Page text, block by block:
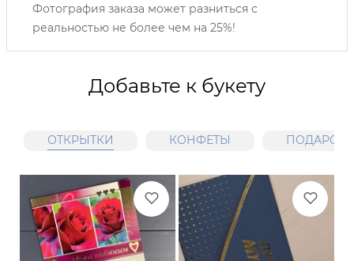
Фотография заказа может разниться с
реальностью не более чем на 25%!
Добавьте к букету
ОТКРЫТКИ КОНФЕТЫ